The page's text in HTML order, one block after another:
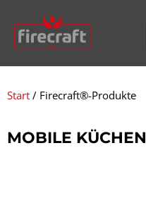
Start / Firecraft®-Produkte
MOBILE KÜCHEN